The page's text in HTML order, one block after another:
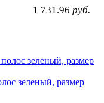
1 731.96 руб.
зеленый, размер